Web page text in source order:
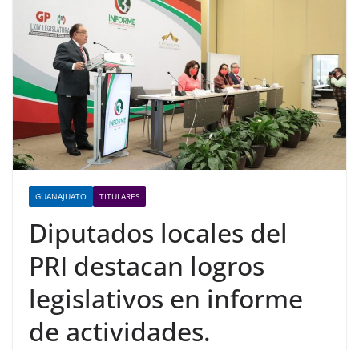
GUANAJUATO TITULARES
Diputados locales del
PRI destacan logros
legislativos en informe
de actividades.